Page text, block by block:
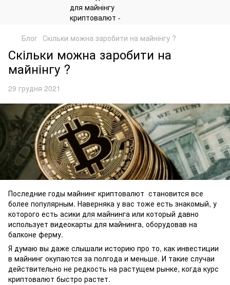
Блог Скільки можна заробити на майнінгу ?
Скільки можна заробити на
майнінгу ?
29 грудня 2021
Последние годы майнинг криптовалют становится все
более популярным. Наверняка у вас тоже есть знакомый, у
которого есть асики для майнинга или который давно
использует видеокарты для майнинга, оборудовав на
балконе ферму.
Я думаю вы даже слышали историю про то, как инвестиции
в майнинг окупаются за полгода и меньше. И такие случаи
действительно не редкость на растущем рынке, когда курс
криптовалют быстро растет.